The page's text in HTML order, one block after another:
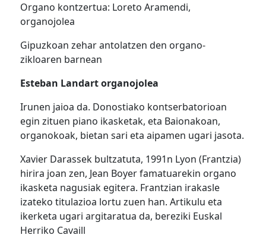
Organo kontzertua: Loreto Aramendi,
organojolea
Gipuzkoan zehar antolatzen den organo-
zikloaren barnean
Esteban Landart organojolea
Irunen jaioa da. Donostiako kontserbatorioan
egin zituen piano ikasketak, eta Baionakoan,
organokoak, bietan sari eta aipamen ugari jasota.
Xavier Darassek bultzatuta, 1991n Lyon (Frantzia)
hirira joan zen, Jean Boyer famatuarekin organo
ikasketa nagusiak egitera. Frantzian irakasle
izateko titulazioa lortu zuen han. Artikulu eta
ikerketa ugari argitaratua da, bereziki Euskal
Herriko Cavaill